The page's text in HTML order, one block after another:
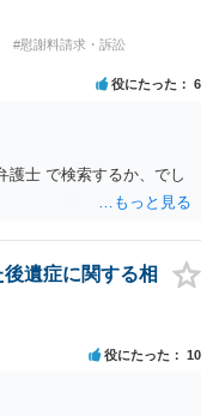
#慰謝料請求・訴訟
役にたった 6
護士 で検索するか、でし
遺症に関する相
役にたった 10